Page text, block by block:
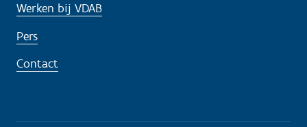
Werken bij VDAB
Pers
Contact